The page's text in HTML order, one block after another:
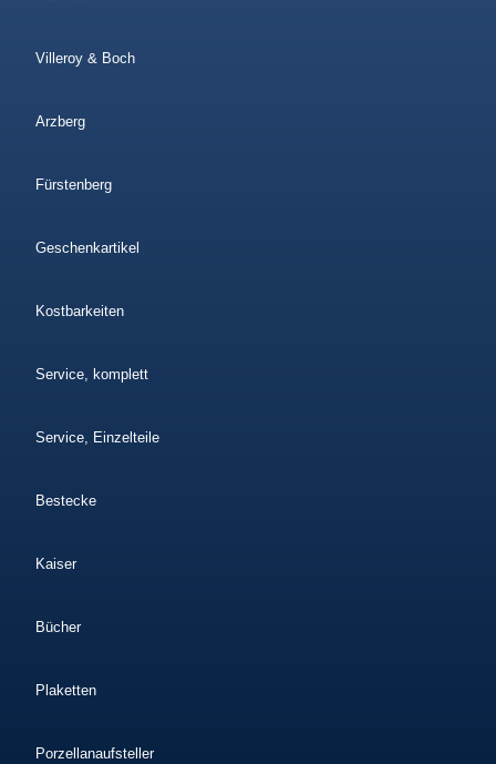
Villeroy & Boch
Arzberg
Fürstenberg
Geschenkartikel
Kostbarkeiten
Service, komplett
Service, Einzelteile
Bestecke
Kaiser
Bücher
Plaketten
Porzellanaufsteller